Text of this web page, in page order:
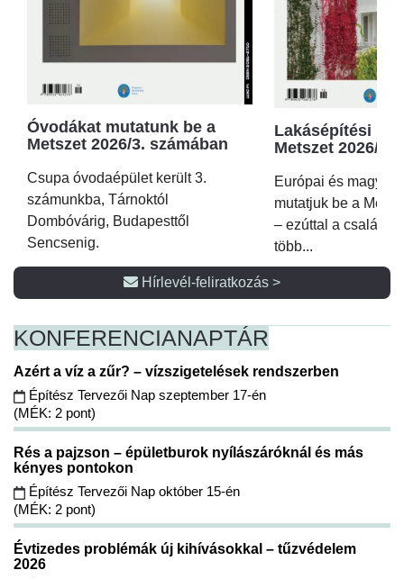
Óvodákat mutatunk be a
Metszet 2026/3. számában
Csupa óvodaépület került 3.
számunkba, Tárnoktól
Dombóvárig, Budapesttől
Sencsenig.
Lakásépítési
Metszet 2026/2.
Európai és magyar
mutatjuk be a
– ezúttal a családi
több...
Hírlevél-feliratkozás >
KONFERENCIANAPTÁR
Azért a víz a zűr? – vízszigetelések rendszerben
Építész Tervezői Nap szeptember 17-én
(MÉK: 2 pont)
Rés a pajzson – épületburok nyílászáróknál és más
kényes pontokon
Építész Tervezői Nap október 15-én
(MÉK: 2 pont)
Évtizedes problémák új kihívásokkal – tűzvédelem
2026